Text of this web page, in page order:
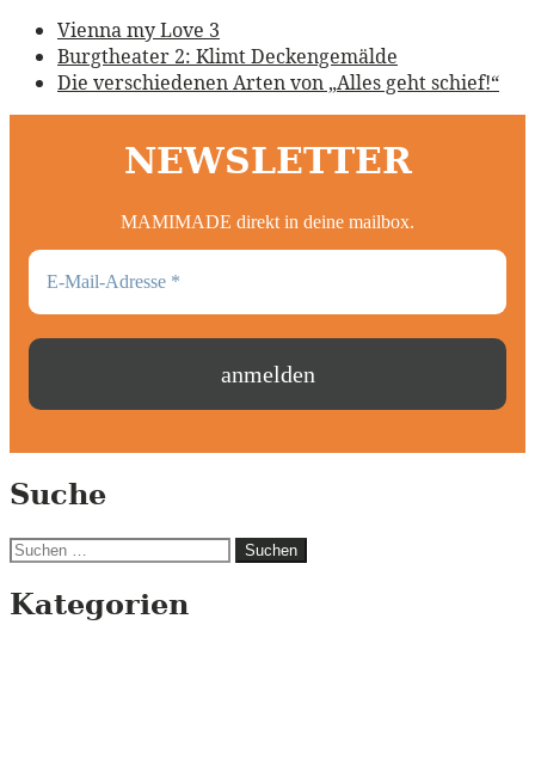
Vienna my Love 3
Burgtheater 2: Klimt Deckengemälde
Die verschiedenen Arten von „Alles geht schief!“
NEWSLETTER
MAMIMADE direkt in deine mailbox.
Suche
Suchen
Kategorien